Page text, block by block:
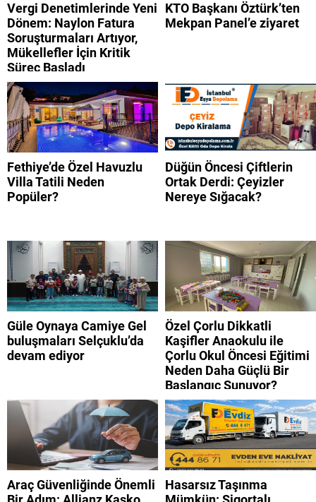
Vergi Denetimlerinde Yeni
Dönem: Naylon Fatura
Soruşturmaları Artıyor,
Mükellefler İçin Kritik
Süreç Başladı
KTO Başkanı Öztürk’ten
Mekpan Panel’e ziyaret
Fethiye’de Özel Havuzlu
Villa Tatili Neden
Popüler?
Düğün Öncesi Çiftlerin
Ortak Derdi: Çeyizler
Nereye Sığacak?
Güle Oynaya Camiye Gel
buluşmaları Selçuklu’da
devam ediyor
Özel Çorlu Dikkatli
Kaşifler Anaokulu ile
Çorlu Okul Öncesi Eğitimi
Neden Daha Güçlü Bir
Başlangıç Sunuyor?
Araç Güvenliğinde Önemli
Hasarsız Taşınma